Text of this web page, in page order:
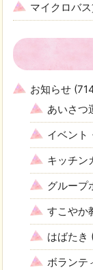
マイクロバ
お知らせ
あいさつ
イベント
キッチン
グループ
すこやか
はばたき
ボランテ